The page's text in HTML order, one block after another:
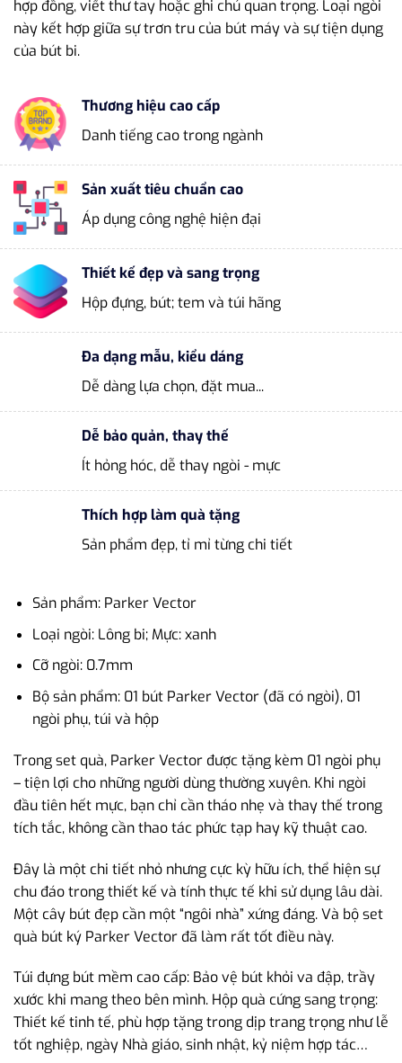
hợp đồng, viết thư tay hoặc ghi chú quan trọng. Loại ngòi
này kết hợp giữa sự trơn tru của bút máy và sự tiện dụng
của bút bi.
Thương hiệu cao cấp
Danh tiếng cao trong ngành
Sản xuất tiêu chuẩn cao
Áp dụng công nghệ hiện đại
Thiết kế đẹp và sang trọng
Hộp đựng, bút; tem và túi hãng
Đa dạng mẫu, kiểu dáng
Dễ dàng lựa chọn, đặt mua...
Dễ bảo quản, thay thế
Ít hỏng hóc, dễ thay ngòi - mực
Thích hợp làm quà tặng
Sản phẩm đẹp, tỉ mỉ từng chi tiết
Sản phẩm: Parker Vector
Loại ngòi: Lông bi; Mực: xanh
Cỡ ngòi: 0.7mm
Bộ sản phẩm: 01 bút Parker Vector (đã có ngòi), 01
ngòi phụ, túi và hộp
Trong set quà, Parker Vector được tặng kèm 01 ngòi phụ
– tiện lợi cho những người dùng thường xuyên. Khi ngòi
đầu tiên hết mực, bạn chỉ cần tháo nhẹ và thay thế trong
tích tắc, không cần thao tác phức tạp hay kỹ thuật cao.
Đây là một chi tiết nhỏ nhưng cực kỳ hữu ích, thể hiện sự
chu đáo trong thiết kế và tính thực tế khi sử dụng lâu dài.
Một cây bút đẹp cần một “ngôi nhà” xứng đáng. Và bộ set
quà bút ký Parker Vector đã làm rất tốt điều này.
Túi đựng bút mềm cao cấp: Bảo vệ bút khỏi va đập, trầy
xước khi mang theo bên mình. Hộp quà cứng sang trọng:
Thiết kế tinh tế, phù hợp tặng trong dịp trang trọng như lễ
tốt nghiệp, ngày Nhà giáo, sinh nhật, kỷ niệm hợp tác…